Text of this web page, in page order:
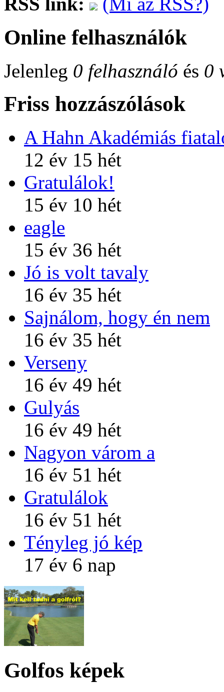
Online felhasználók
Jelenleg 0 felhasználó és 0
Friss hozzászólások
A Hahn Akadémiás
12 év 15 hét
Gratulálok!
15 év 10 hét
eagle
15 év 36 hét
Jó is volt tavaly
16 év 35 hét
Sajnálom, hogy én nem
16 év 35 hét
Verseny
16 év 49 hét
Gulyás
16 év 49 hét
Nagyon várom a
16 év 51 hét
Gratulálok
16 év 51 hét
Tényleg jó kép
17 év 6 nap
Golfos képek